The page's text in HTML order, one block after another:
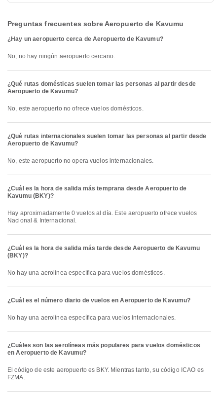
Preguntas frecuentes sobre Aeropuerto de Kavumu
¿Hay un aeropuerto cerca de Aeropuerto de Kavumu?
No, no hay ningún aeropuerto cercano.
¿Qué rutas domésticas suelen tomar las personas al partir desde
Aeropuerto de Kavumu?
No, este aeropuerto no ofrece vuelos domésticos.
¿Qué rutas internacionales suelen tomar las personas al partir desde
Aeropuerto de Kavumu?
No, este aeropuerto no opera vuelos internacionales.
¿Cuál es la hora de salida más temprana desde Aeropuerto de
Kavumu (BKY)?
Hay aproximadamente 0 vuelos al día. Este aeropuerto ofrece vuelos
Nacional & Internacional.
¿Cuál es la hora de salida más tarde desde Aeropuerto de Kavumu
(BKY)?
No hay una aerolínea específica para vuelos domésticos.
¿Cuál es el número diario de vuelos en Aeropuerto de Kavumu?
No hay una aerolínea específica para vuelos internacionales.
¿Cuáles son las aerolíneas más populares para vuelos domésticos
en Aeropuerto de Kavumu?
El código de este aeropuerto es BKY. Mientras tanto, su código ICAO es
FZMA.